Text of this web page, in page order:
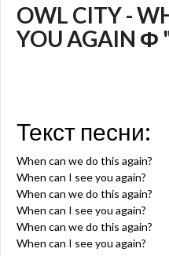
OWL CITY -
YOU AGAIN
Текст песни:
When can we do this again?
When can I see you again?
When can we do this again?
When can I see you again?
When can we do this again?
When can I see you again?